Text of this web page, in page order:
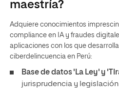
maestría?
Adquiere conocimientos
compliance en IA y fraudes
aplicaciones con los que
ciberdelincuencia en Perú:
Base de datos 'La Ley' y
jurisprudencia y